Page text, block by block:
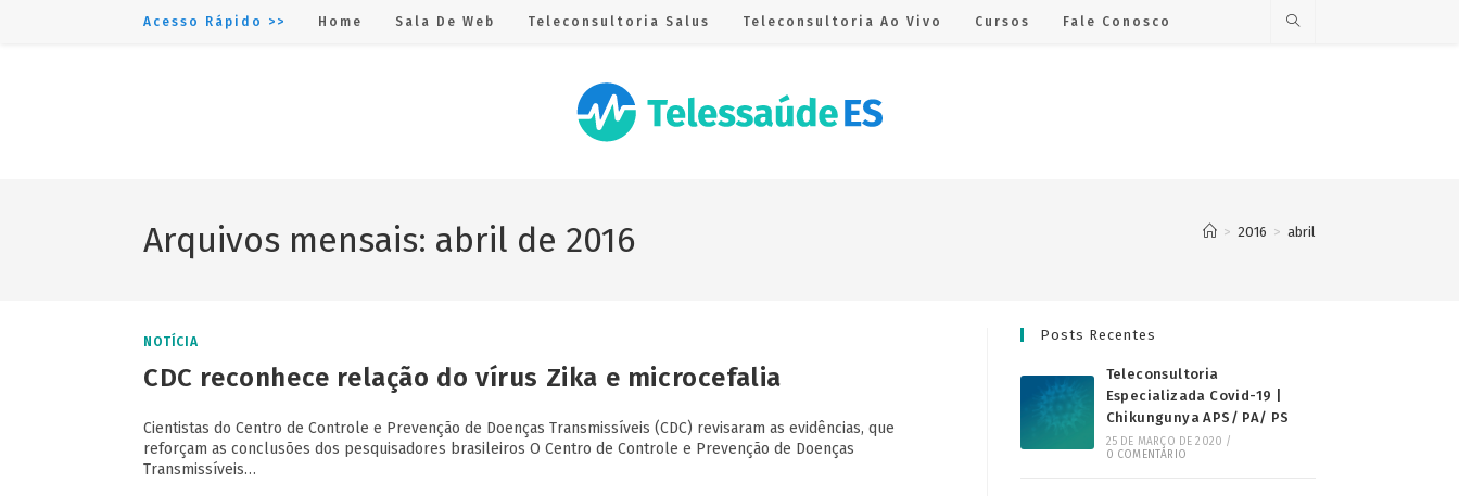
Acesso Rápido >> Home Sala De Web Teleconsultoria Salus Teleconsultoria Ao Vivo Cursos Fale Conosco
Arquivos mensais: abril de 2016 > 2016 > abril
NOTÍCIA
CDC reconhece relação do vírus Zika e microcefalia
Cientistas do Centro de Controle e Prevenção de Doenças Transmissíveis (CDC) revisaram as evidências, que
reforçam as conclusões dos pesquisadores brasileiros O Centro de Controle e Prevenção de Doenças
Transmissíveis…
Posts Recentes
Teleconsultoria
Especializada Covid-19 |
Chikungunya APS/ PA/ PS
25 DE MARÇO DE 2020 /
0 COMENTÁRIO